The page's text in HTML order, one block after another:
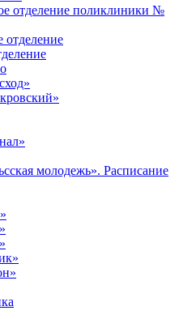
отделение поликлиники №
отделение
молодежь». Расписание